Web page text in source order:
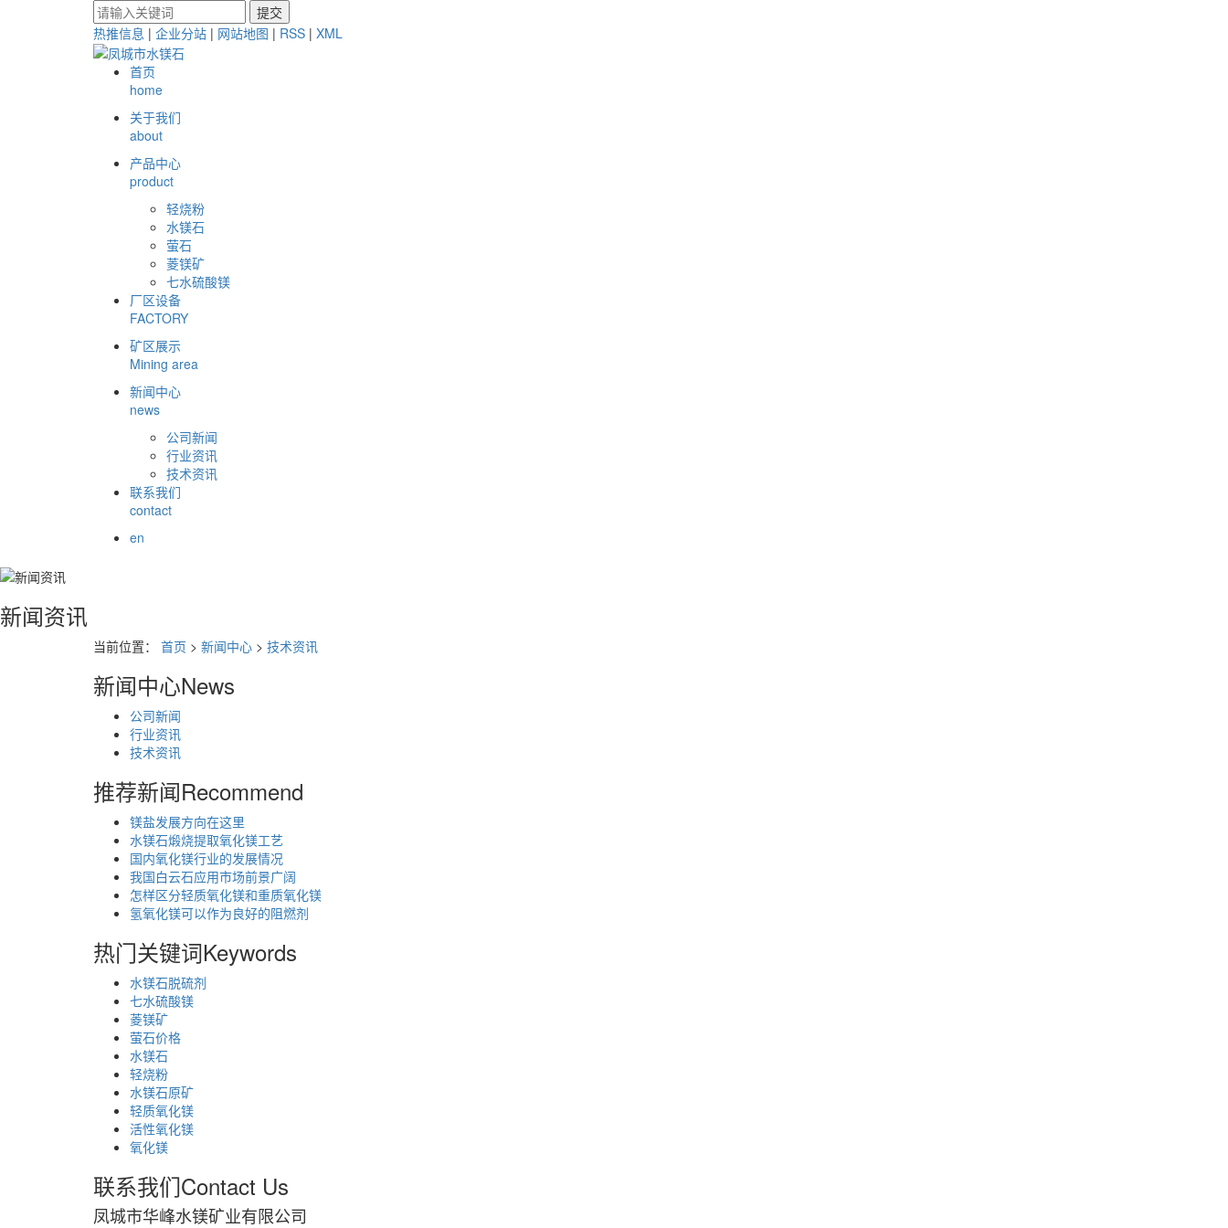
热推信息 | 企业分站 | 网站地图 | RSS | XML
首页
home
关于我们
about
产品中心
product
轻烧粉
水镁石
萤石
菱镁矿
七水硫酸镁
厂区设备
FACTORY
矿区展示
Mining area
新闻中心
news
公司新闻
行业资讯
技术资讯
联系我们
contact
en
新闻资讯
当前位置： 首页 > 新闻中心 > 技术资讯
新闻中心News
公司新闻
行业资讯
技术资讯
推荐新闻Recommend
镁盐发展方向在这里
水镁石煅烧提取氧化镁工艺
国内氧化镁行业的发展情况
我国白云石应用市场前景广阔
怎样区分轻质氧化镁和重质氧化镁
氢氧化镁可以作为良好的阻燃剂
热门关键词Keywords
水镁石脱硫剂
七水硫酸镁
菱镁矿
萤石价格
水镁石
轻烧粉
水镁石原矿
轻质氧化镁
活性氧化镁
氧化镁
联系我们Contact Us
凤城市华峰水镁矿业有限公司